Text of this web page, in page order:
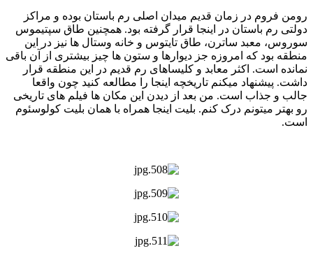
رومن فروم در زمان قدیم میدان اصلی رم باستان بوده و مراکز
دولتی رم باستان در اینجا قرار گرفته بود. همچنین طاق سپتیموس
سوروس، معبد ساترن، طاق تایتوس و خانه وستال ها نیز در این
منطقه بود که امروزه جز دیوارها و ستون ها چیز بیشتری از آن باقی
نمانده است. اکثر معابد و کلیساهای رم قدیم در این منطقه قرار
داشت. پیشنهاد میکنم تاریخچه اینجا را مطالعه کنید چون واقعا
جالب و جذاب است. من بعد از دیدن این مکان ها فیلم های تاریخی
رو بهتر میتونم درک کنم. بلیت اینجا همراه با همان بلیت کولوسئوم
است.